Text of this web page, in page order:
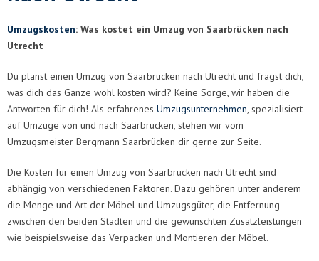
Umzugskosten: Was kostet ein Umzug von Saarbrücken nach
Utrecht
Du planst einen Umzug von Saarbrücken nach Utrecht und fragst dich,
was dich das Ganze wohl kosten wird? Keine Sorge, wir haben die
Antworten für dich! Als erfahrenes Umzugsunternehmen, spezialisiert
auf Umzüge von und nach Saarbrücken, stehen wir vom
Umzugsmeister Bergmann Saarbrücken dir gerne zur Seite.
Die Kosten für einen Umzug von Saarbrücken nach Utrecht sind
abhängig von verschiedenen Faktoren. Dazu gehören unter anderem
die Menge und Art der Möbel und Umzugsgüter, die Entfernung
zwischen den beiden Städten und die gewünschten Zusatzleistungen
wie beispielsweise das Verpacken und Montieren der Möbel.